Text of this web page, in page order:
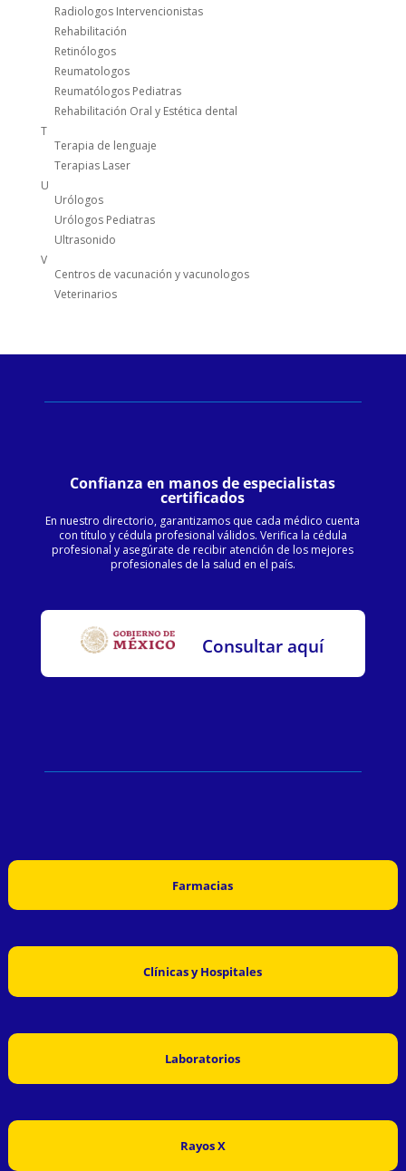
Radiologos Intervencionistas
Rehabilitación
Retinólogos
Reumatologos
Reumatólogos Pediatras
Rehabilitación Oral y Estética dental
T
Terapia de lenguaje
Terapias Laser
U
Urólogos
Urólogos Pediatras
Ultrasonido
V
Centros de vacunación y vacunologos
Veterinarios
Confianza en manos de especialistas
certificados
En nuestro directorio, garantizamos que cada médico cuenta
con título y cédula profesional válidos. Verifica la cédula
profesional y asegúrate de recibir atención de los mejores
profesionales de la salud en el país.
Consultar aquí
Farmacias
Clínicas y Hospitales
Laboratorios
Rayos X